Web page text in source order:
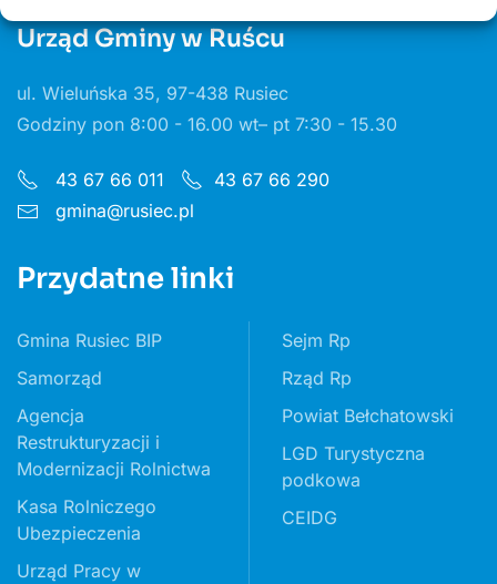
Urząd Gminy w Ruścu
ul. Wieluńska 35, 97-438 Rusiec
Godziny pon 8:00 - 16.00 wt– pt 7:30 - 15.30
43 67 66 011
43 67 66 290
gmina@rusiec.pl
Przydatne linki
Gmina Rusiec BIP
Samorząd
Agencja
Restrukturyzacji i
Modernizacji Rolnictwa
Kasa Rolniczego
Ubezpieczenia
Urząd Pracy w
Sejm Rp
Rząd Rp
Powiat Bełchatowski
LGD Turystyczna
podkowa
CEIDG